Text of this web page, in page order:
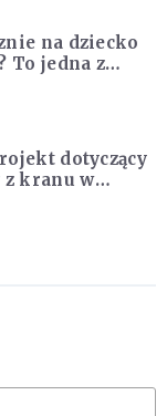
na dziecko
To jedna z
"Rozwój
dotyczący
z kranu w